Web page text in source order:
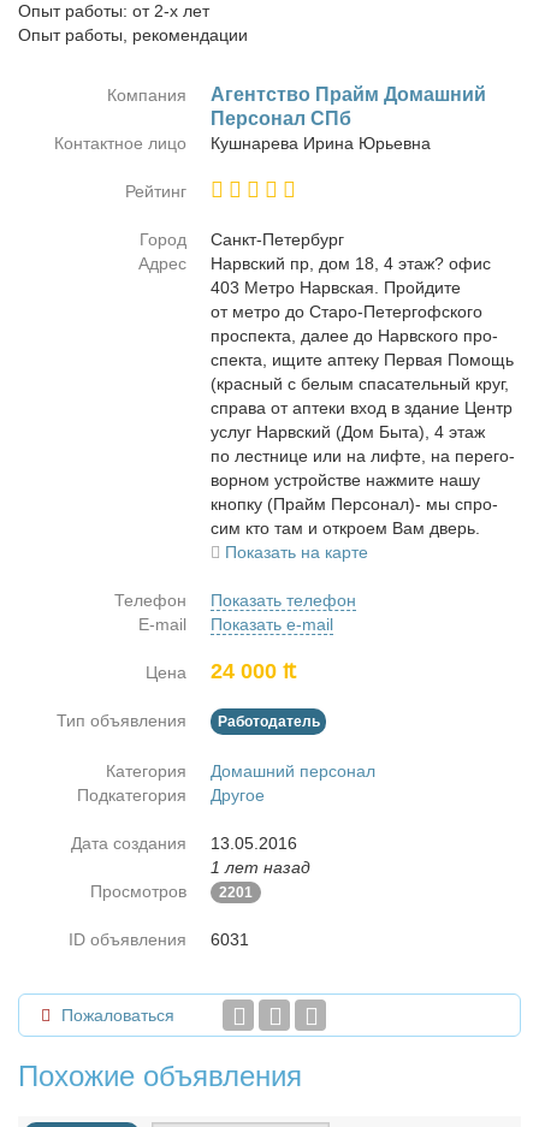
Опыт работы: от 2-х лет
Опыт работы, рекомендации
Компания
Агент­ство Прайм До­маш­ний
Пер­со­нал СПб
Контактное лицо Куш­на­ре­ва Ири­на Юрьев­на
Рейтинг
Город
Санкт-Пе­тер­бург
Адрес
Нарв­ский пр, дом 18, 4 этаж? офис
403 Мет­ро Нарв­ская. Прой­ди­те
от мет­ро до Ста­ро-Пе­тер­гоф­ско­го
про­спек­та, да­лее до Нарв­ско­го про­
спек­та, ищи­те ап­те­ку Пер­вая По­мощь
(крас­ный с бе­лым спа­са­тель­ный круг,
спра­ва от ап­те­ки вход в зда­ние Центр
услуг Нарв­ский (Дом Бы­та), 4 этаж
по лест­ни­це или на лиф­те, на пе­ре­го­
вор­ном устрой­стве на­жми­те на­шу
кноп­ку (Прайм Пер­со­нал)- мы спро­
сим кто там и от­кро­ем Вам дверь.
Показать на карте
Телефон
Показать телефон
E-mail
Показать e-mail
Цена 24 000 ₶
Тип объявления Работодатель
Категория
Домашний персонал
Подкатегория
Другое
Дата создания
13.05.2016
1 лет назад
Просмотров
2201
ID объявления 6031
Пожаловаться
Похожие объявления